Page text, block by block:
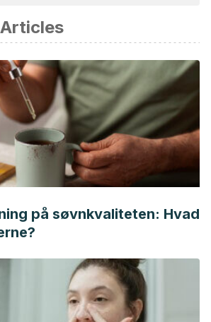
Whole and Ground Chia (Salvia hispanica
– Effects on Plasma Lipids and Fatty
Seeds in Health and Disease Prevention.
B978-0-12-375688-6.10037-4
W. (2010). An ω-3 fatty acid
Influence on egg fatty acid composition,
content.Canadian Journal of Animal
10.4141/a98-048
på søvnkvaliteten: Hvad